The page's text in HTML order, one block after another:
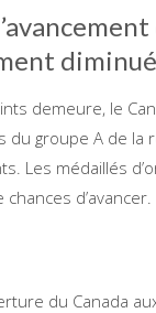
diminué
demeure, le
du groupe A de la
Les médaillés
d’avancer.
du Canada